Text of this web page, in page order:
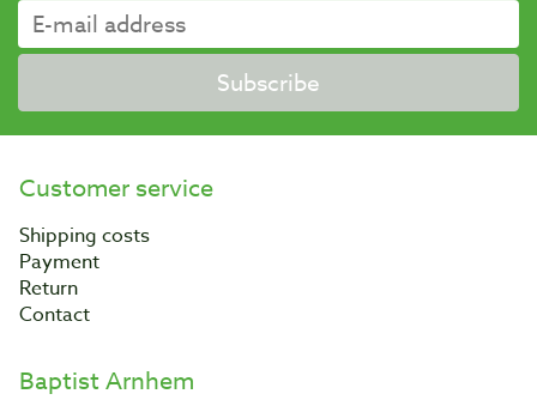
Subscribe
Customer service
Shipping costs
Payment
Return
Contact
Baptist Arnhem